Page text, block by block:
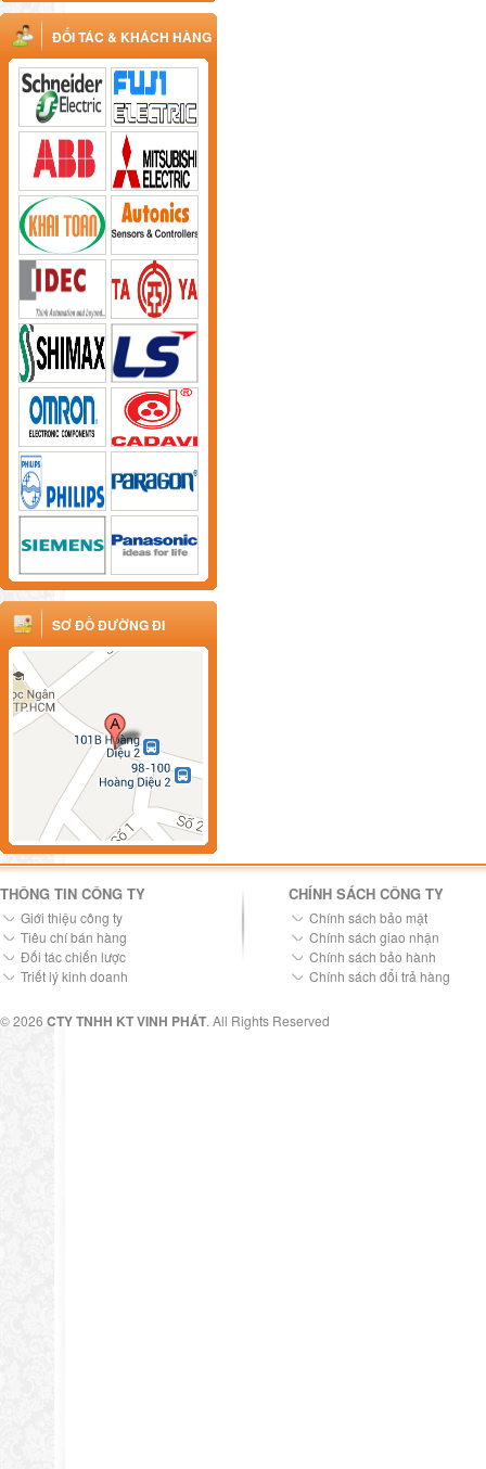
ĐỐI TÁC & KHÁCH HÀNG
SƠ ĐỒ ĐƯỜNG ĐI
THÔNG TIN CÔNG TY
Giới thiệu công ty
Tiêu chí bán hàng
Đối tác chiến lược
Triết lý kinh doanh
CHÍNH SÁCH CÔNG TY
Chính sách bảo mật
Chính sách giao nhận
Chính sách bảo hành
Chính sách đổi trả hàng
© 2026 CTY TNHH KT VINH PHÁT. All Rights Reserved